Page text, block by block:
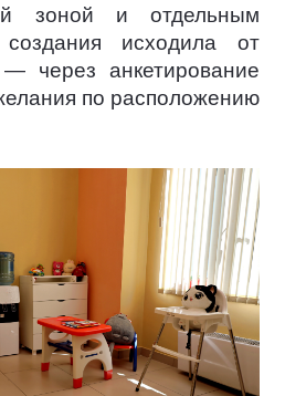
зоной и отдельным
исходила от
через анкетирование
по расположению